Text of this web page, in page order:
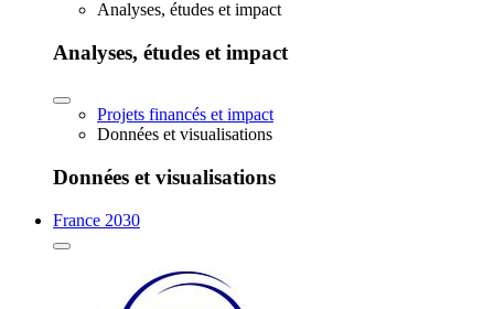
Analyses, études et impact
Analyses, études et impact
Projets financés et impact
Données et visualisations
Données et visualisations
France 2030